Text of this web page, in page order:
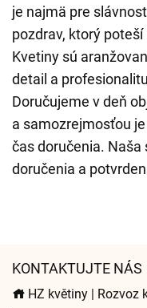
je najmä pre
pozdrav, ktorý
Kvetiny sú
detail a
Doručujeme v deň
a samozrejmosťou
čas doručenia.
doručenia a
KONTAKTUJTE NÁS
HZ květiny | Rozvoz